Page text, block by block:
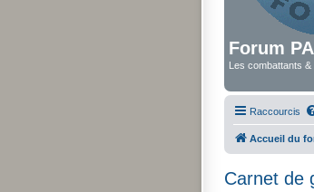
Forum
Les combattants
Raccourcis
Accueil du
Carnet de